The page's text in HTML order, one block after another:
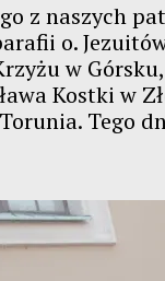
z naszych
o.
w
Kostki w
Tego